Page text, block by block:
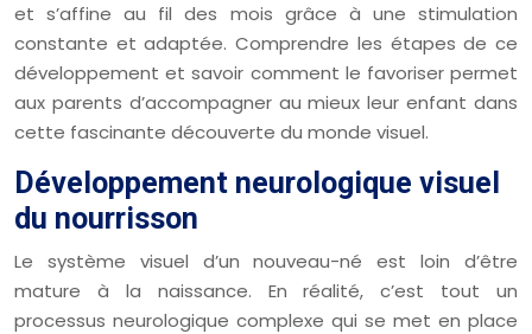
et s’affine au fil des mois grâce à une stimulation
constante et adaptée. Comprendre les étapes de ce
développement et savoir comment le favoriser permet
aux parents d’accompagner au mieux leur enfant dans
cette fascinante découverte du monde visuel.
Développement neurologique visuel
du nourrisson
Le système visuel d’un nouveau-né est loin d’être
mature à la naissance. En réalité, c’est tout un
processus neurologique complexe qui se met en place